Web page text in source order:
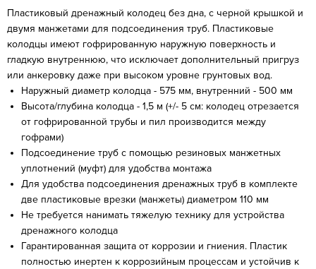
Пластиковый дренажный колодец без дна, с черной крышкой и
двумя манжетами для подсоединения труб. Пластиковые
колодцы имеют гофрированную наружную поверхность и
гладкую внутреннюю, что исключает дополнительный пригруз
или анкеровку даже при высоком уровне грунтовых вод.
Наружный диаметр колодца - 575 мм, внутренний - 500 мм
Высота/глубина колодца - 1,5 м (+/- 5 см: колодец отрезается
от гофрированной трубы и пил производится между
гофрами)
Подсоединение труб с помощью резиновых манжетных
уплотнений (муфт) для удобства монтажа
Для удобства подсоединения дренажных труб в комплекте
две пластиковые врезки (манжеты) диаметром 110 мм
Не требуется нанимать тяжелую технику для устройства
дренажного колодца
Гарантированная защита от коррозии и гниения. Пластик
полностью инертен к коррозийным процессам и устойчив к